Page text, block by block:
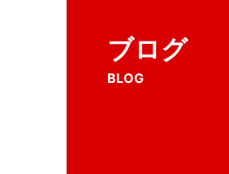
ブログ
BLOG